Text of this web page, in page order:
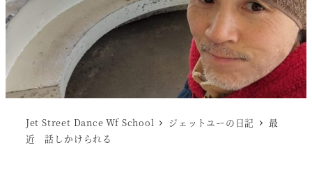
Jet Street Dance Wf School ジェットユーの日記
最
近 話しかけられる